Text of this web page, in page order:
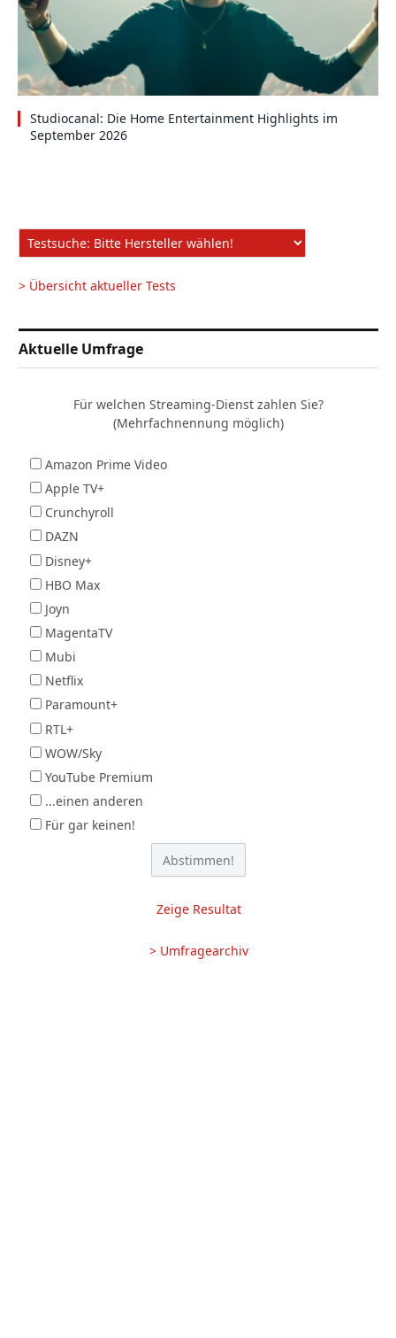
Studiocanal: Die Home Entertainment Highlights im
September 2026
> Übersicht aktueller Tests
Aktuelle Umfrage
Für welchen Streaming-Dienst zahlen Sie?
(Mehrfachnennung möglich)
Amazon Prime Video
Apple TV+
Crunchyroll
DAZN
Disney+
HBO Max
Joyn
MagentaTV
Mubi
Netflix
Paramount+
RTL+
WOW/Sky
YouTube Premium
...einen anderen
Für gar keinen!
Zeige Resultat
> Umfragearchiv